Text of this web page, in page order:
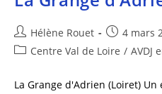
Hélène Rouet
4 mars
Centre Val de Loire / AVDJ
La Grange d'Adrien (Loiret)